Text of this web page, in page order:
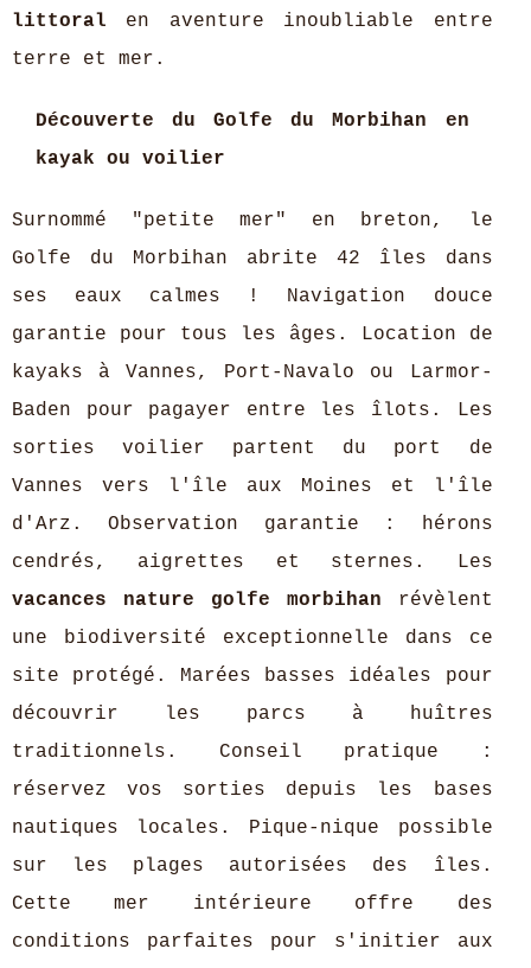
littoral en aventure inoubliable entre
terre et mer.
Découverte du Golfe du Morbihan en
kayak ou voilier
Surnommé "petite mer" en breton, le
Golfe du Morbihan abrite 42 îles dans
ses eaux calmes ! Navigation douce
garantie pour tous les âges. Location de
kayaks à Vannes, Port-Navalo ou Larmor-
Baden pour pagayer entre les îlots. Les
sorties voilier partent du port de
Vannes vers l'île aux Moines et l'île
d'Arz. Observation garantie : hérons
cendrés, aigrettes et sternes. Les
vacances nature golfe morbihan révèlent
une biodiversité exceptionnelle dans ce
site protégé. Marées basses idéales pour
découvrir les parcs à huîtres
traditionnels. Conseil pratique :
réservez vos sorties depuis les bases
nautiques locales. Pique-nique possible
sur les plages autorisées des îles.
Cette mer intérieure offre des
conditions parfaites pour s'initier aux